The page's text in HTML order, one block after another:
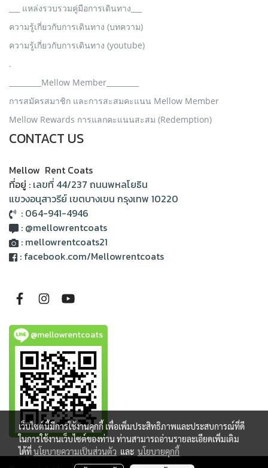
___ แหล่งรวบรวมคู่มือการเดินทาง___
ความรู้เกี่ยวกับการเดินทาง (บทความ)
ความรู้เกี่ยวกับการเดินทาง (youtube)
.
_________Mellow Member_________
การสมัครสมาชิก และการสะสมคะแนน Mellow Member
Mellow Rewards การแลกคะแนนสะสม (Redemption)
CONTACT US
Mellow Rent Coats
ที่อยู่ : เลขที่ 44/237 ถนนพหลโยธิน
แขวงอนุสาวรีย์ เขตบางเขน กรุงเทพ 10220
: 064-941-4946
: @mellowrentcoats
: mellowrentcoats21
: facebook.com/Mellowrentcoats
@mellowrentcoats
เว็บไซต์นี้มีการใช้งานคุกกี้ เพื่อเพิ่มประสิทธิภาพและประสบการณ์ที่ดี
ในการใช้งานเว็บไซต์ของท่าน ท่านสามารถอ่านรายละเอียดเพิ่มเติม
ได้ที่นโยบายความเป็นส่วนตัว และ นโยบายคุกกี้